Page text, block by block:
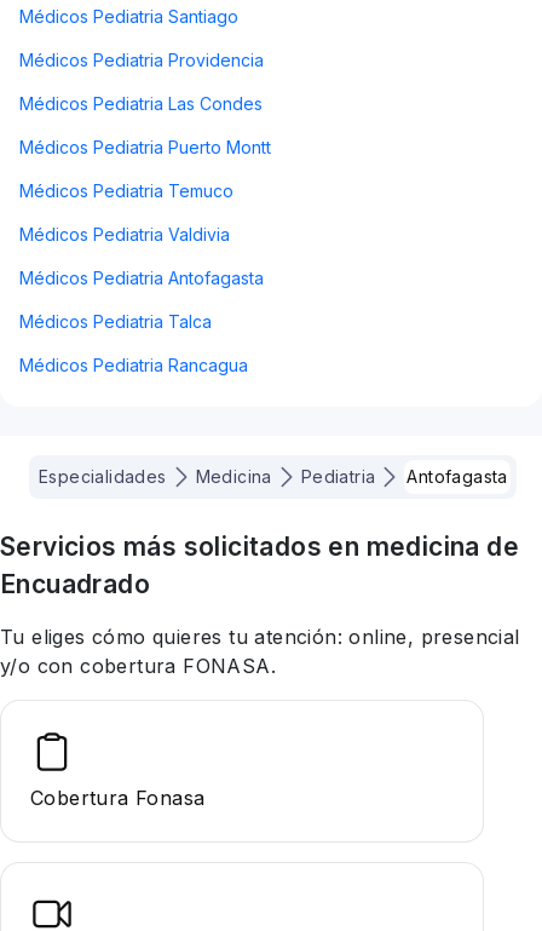
Médicos Pediatria Santiago
Médicos Pediatria Providencia
Médicos Pediatria Las Condes
Médicos Pediatria Puerto Montt
Médicos Pediatria Temuco
Médicos Pediatria Valdivia
Médicos Pediatria Antofagasta
Médicos Pediatria Talca
Médicos Pediatria Rancagua
Especialidades Medicina Pediatria Antofagasta
Servicios más solicitados en medicina de
Encuadrado
Tu eliges cómo quieres tu atención: online, presencial
y/o con cobertura FONASA.
Cobertura Fonasa